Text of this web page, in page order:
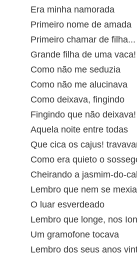
Era minha namorada
Primeiro nome de amada
Primeiro chamar de filha...
Grande filha de uma vaca!
Como não me seduzia
Como não me alucinava
Como deixava, fingindo
Fingindo que não deixava!
Aquela noite entre todas
Que cica os cajus!
Como era quieto o
Cheirando a jasmim-do-
Lembro que nem se mexia
O luar esverdeado
Lembro que longe, nos
Um gramofone tocava
Lembro dos seus anos